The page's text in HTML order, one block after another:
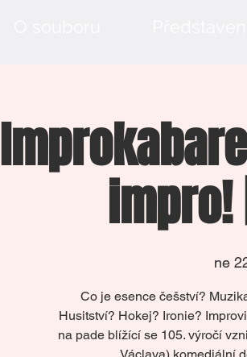
impro!
ne
Co je esence češství?
Husitství? Hokej? Ironie?
na pade blížící se 105. výročí